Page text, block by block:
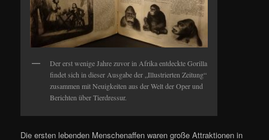
Der erst wenige Jahre zuvor in Afrika entdeckte Gorilla
findet sich in dieser Ausgabe der „Illustrierten Zeitung“
zusammen mit Neuigkeiten aus der Welt der Oper und
Berichten über Tierdressur.
Die ersten lebenden Menschenaffen waren große Attraktionen in